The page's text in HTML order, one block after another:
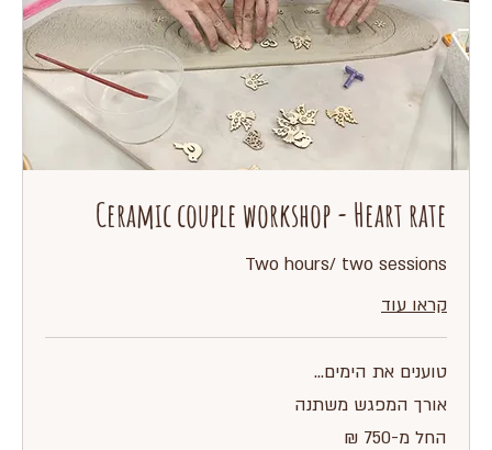
Ceramic couple workshop - Heart rate
Two hours/ two sessions
קראו עוד
טוענים את הימים...
אורך המפגש משתנה
מ-750
החל מ-‏750 ‏₪